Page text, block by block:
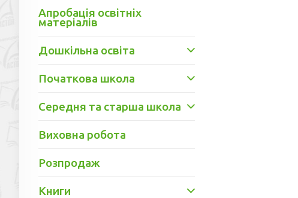
Апробація освітніх
матеріалів
Дошкільна освіта
Початкова школа
Середня та старша школа
Виховна робота
Розпродаж
Книги